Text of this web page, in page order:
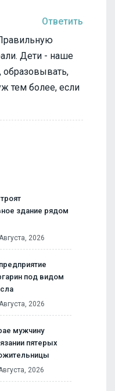
Ответить
Дети - наше
образовывать,
тем более, если
здание рядом
2026
под видом
2026
мужчину
пятерых
2026